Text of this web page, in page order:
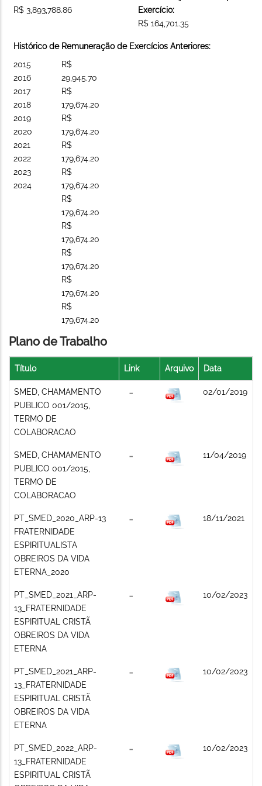
R$ 3,893,788.86
Exercício:
R$ 164,701.35
Histórico de Remuneração de Exercícios Anteriores:
2015
2016
2017
2018
2019
2020
2021
2022
2023
2024
R$
29,945.70
R$
179,674.20
R$
179,674.20
R$
179,674.20
R$
179,674.20
R$
179,674.20
R$
179,674.20
R$
179,674.20
R$
179,674.20
R$
179,674.20
Plano de Trabalho
Título Link Arquivo Data
SMED, CHAMAMENTO
PUBLICO 001/2015,
TERMO DE
COLABORACAO
02/01/2019
SMED, CHAMAMENTO
PUBLICO 001/2015,
TERMO DE
COLABORACAO
11/04/2019
PT_SMED_2020_ARP-13
FRATERNIDADE
ESPIRITUALISTA
OBREIROS DA VIDA
ETERNA_2020
18/11/2021
PT_SMED_2021_ARP-
13_FRATERNIDADE
ESPIRITUAL CRISTÃ
OBREIROS DA VIDA
ETERNA
10/02/2023
PT_SMED_2021_ARP-
13_FRATERNIDADE
ESPIRITUAL CRISTÃ
OBREIROS DA VIDA
ETERNA
10/02/2023
PT_SMED_2022_ARP-
13_FRATERNIDADE
ESPIRITUAL CRISTÃ
10/02/2023